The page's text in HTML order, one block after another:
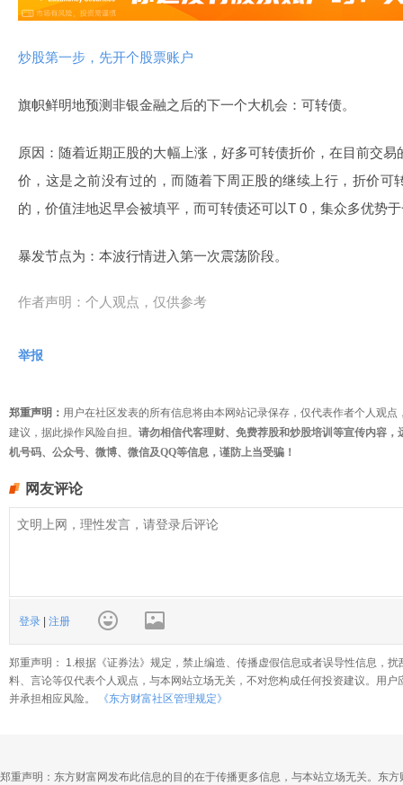
炒股第一步，先开个股票账户
旗帜鲜明地预测非银金融之后的下一个大机会：可转债。
原因：随着近期正股的大幅上涨，好多可转债折价，在目前交
价，这是之前没有过的，而随着下周正股的继续上行，折价可
的，价值洼地迟早会被填平，而可转债还可以T 0，集众多优势
暴发节点为：本波行情进入第一次震荡阶段。
作者声明：个人观点，仅供参考
举报
郑重声明： 用户在社区发表的所有信息将由本网站记录保存，仅代表作者个人观
建议，据此操作风险自担。 请勿相信代客理财、免费荐股和炒股培训等宣传内容
机号码、公众号、微博、微信及QQ等信息，谨防上当受骗！
网友评论
登录 注册
郑重声明： 1.根据《证券法》规定，禁止编造、传播虚假信息或者误导性信息，
料、言论等仅代表个人观点，与本网站立场无关，不对您构成任何投资建议。用
并承担相应风险。
《东方财富社区管理规定》
郑重声明：东方财富网发布此信息的目的在于传播更多信息，与本站立场无关。东